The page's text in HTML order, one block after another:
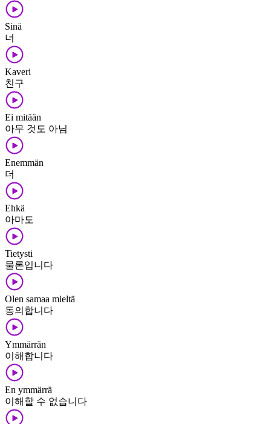
Sinä
너
Kaveri
친구
Ei mitään
아무 것도 아님
Enemmän
더
Ehkä
아마도
Tietysti
물론입니다
Olen samaa mieltä
동의합니다
Ymmärrän
이해합니다
En ymmärrä
이해할 수 없습니다